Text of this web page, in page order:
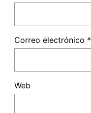
Correo electrónico *
Web